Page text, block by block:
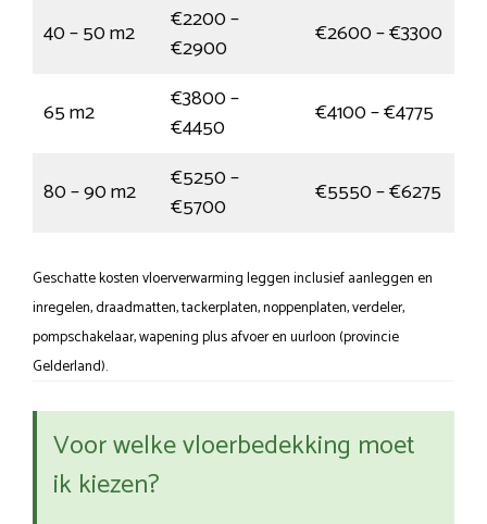
40 – 50 m2
€2200 –
€2900
€2600 – €3300
65 m2
€3800 –
€4450
€4100 – €4775
80 – 90 m2
€5250 –
€5700
€5550 – €6275
Geschatte kosten vloerverwarming leggen inclusief aanleggen en
inregelen, draadmatten, tackerplaten, noppenplaten, verdeler,
pompschakelaar, wapening plus afvoer en uurloon (provincie
Gelderland).
Voor welke vloerbedekking moet
ik kiezen?